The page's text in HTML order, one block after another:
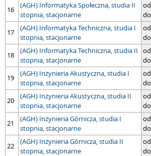
16
(AGH) Informatyka Społeczna, studia II
stopnia, stacjonarne
17
(AGH) Informatyka Techniczna, studia I
stopnia, stacjonarne
18
(AGH) Informatyka Techniczna, studia II
stopnia, stacjonarne
19
(AGH) Inżynieria Akustyczna, studia I
stopnia, stacjonarne
20
(AGH) Inżynieria Akustyczna, studia II
stopnia, stacjonarne
21
(AGH) Inżynieria Górnicza, studia I
stopnia, stacjonarne
22
(AGH) Inżynieria Górnicza, studia II
stopnia, stacjonarne